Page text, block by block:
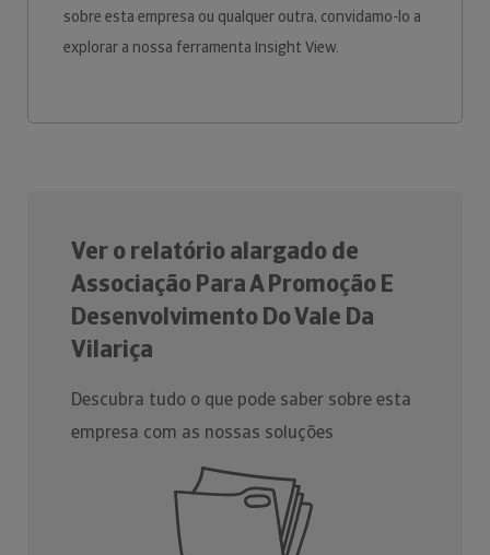
sobre esta empresa ou qualquer outra, convidamo-lo a
explorar a nossa ferramenta Insight View.
Ver o relatório alargado de
Associação Para A Promoção E
Desenvolvimento Do Vale Da
Vilariça
Descubra tudo o que pode saber sobre esta
empresa com as nossas soluções